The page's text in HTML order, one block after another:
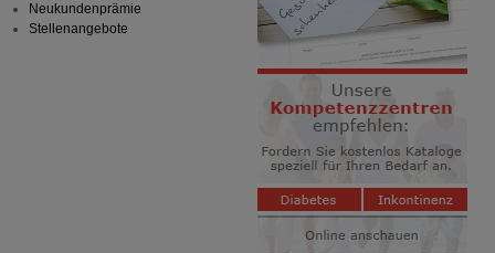
Neukundenprämie
Stellenangebote